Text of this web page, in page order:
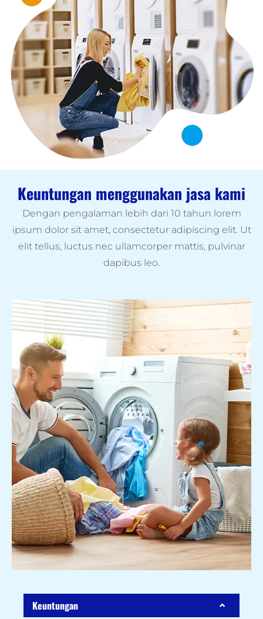
Keuntungan menggunakan jasa kami
Dengan pengalaman lebih dari 10 tahun lorem
ipsum dolor sit amet, consectetur adipiscing elit. Ut
elit tellus, luctus nec ullamcorper mattis, pulvinar
dapibus leo.
Keuntungan